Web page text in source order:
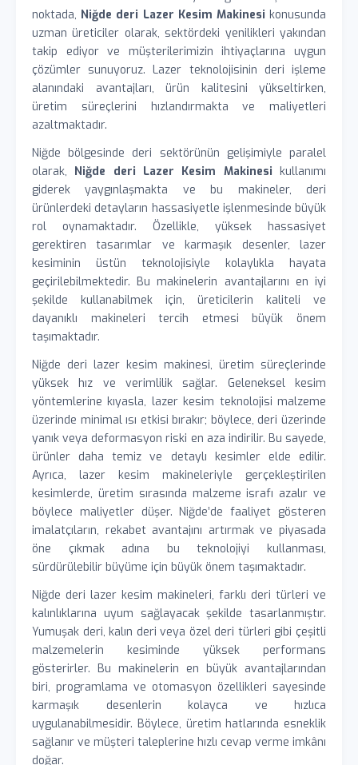
noktada, Niğde deri Lazer Kesim Makinesi konusunda
uzman üreticiler olarak, sektördeki yenilikleri yakından
takip ediyor ve müşterilerimizin ihtiyaçlarına uygun
çözümler sunuyoruz. Lazer teknolojisinin deri işleme
alanındaki avantajları, ürün kalitesini yükseltirken,
üretim süreçlerini hızlandırmakta ve maliyetleri
azaltmaktadır.
Niğde bölgesinde deri sektörünün gelişimiyle paralel
olarak, Niğde deri Lazer Kesim Makinesi kullanımı
giderek yaygınlaşmakta ve bu makineler, deri
ürünlerdeki detayların hassasiyetle işlenmesinde büyük
rol oynamaktadır. Özellikle, yüksek hassasiyet
gerektiren tasarımlar ve karmaşık desenler, lazer
kesiminin üstün teknolojisiyle kolaylıkla hayata
geçirilebilmektedir. Bu makinelerin avantajlarını en iyi
şekilde kullanabilmek için, üreticilerin kaliteli ve
dayanıklı makineleri tercih etmesi büyük önem
taşımaktadır.
Niğde deri lazer kesim makinesi, üretim süreçlerinde
yüksek hız ve verimlilik sağlar. Geleneksel kesim
yöntemlerine kıyasla, lazer kesim teknolojisi malzeme
üzerinde minimal ısı etkisi bırakır; böylece, deri üzerinde
yanık veya deformasyon riski en aza indirilir. Bu sayede,
ürünler daha temiz ve detaylı kesimler elde edilir.
Ayrıca, lazer kesim makineleriyle gerçekleştirilen
kesimlerde, üretim sırasında malzeme israfı azalır ve
böylece maliyetler düşer. Niğde’de faaliyet gösteren
imalatçıların, rekabet avantajını artırmak ve piyasada
öne çıkmak adına bu teknolojiyi kullanması,
sürdürülebilir büyüme için büyük önem taşımaktadır.
Niğde deri lazer kesim makineleri, farklı deri türleri ve
kalınlıklarına uyum sağlayacak şekilde tasarlanmıştır.
Yumuşak deri, kalın deri veya özel deri türleri gibi çeşitli
malzemelerin kesiminde yüksek performans
gösterirler. Bu makinelerin en büyük avantajlarından
biri, programlama ve otomasyon özellikleri sayesinde
karmaşık desenlerin kolayca ve hızlıca
uygulanabilmesidir. Böylece, üretim hatlarında esneklik
sağlanır ve müşteri taleplerine hızlı cevap verme imkânı
doğar.